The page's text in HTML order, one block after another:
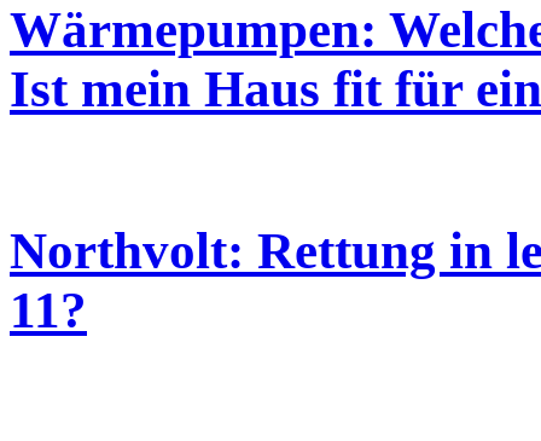
Wärmepumpen:
Ist mein Haus fit für
Northvolt: Rettung in
11?